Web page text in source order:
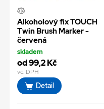
Alkoholový fix TOUCH
Twin Brush Marker -
červená
skladem
od 99,2 Kč
vč. DPH
Detail